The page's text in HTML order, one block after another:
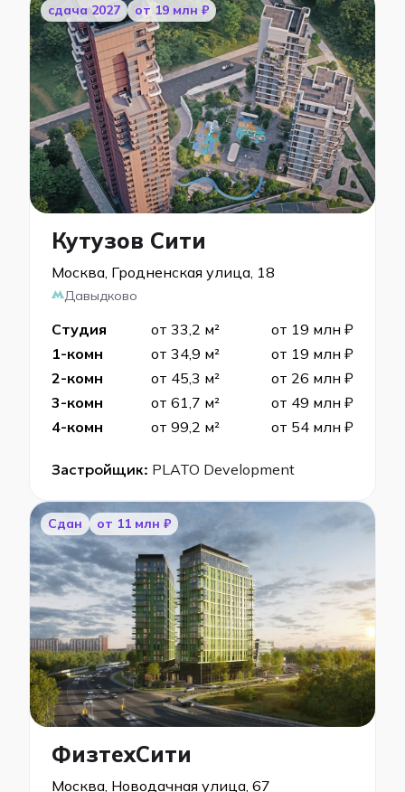
cдача 2027 от 19 млн ₽
Кутузов Сити
Москва, Гродненская улица, 18
Давыдково
Студия от 33,2 м²
от 19 млн ₽
1-комн
от 34,9 м²
от 19 млн ₽
2-комн
от 45,3 м²
от 26 млн ₽
3-комн
от 61,7 м²
от 49 млн ₽
4-комн
от 99,2 м² от 54 млн ₽
Застройщик: PLATO Development
Сдан от 11 млн ₽
ФизтехСити
Москва, Новодачная улица, 67